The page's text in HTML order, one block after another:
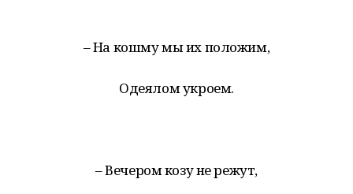
– На кошму мы их положим,
Одеялом укроем.
– Вечером козу не режут,